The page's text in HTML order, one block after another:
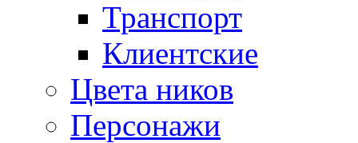
Транспорт
Клиентские
Цвета ников
Персонажи